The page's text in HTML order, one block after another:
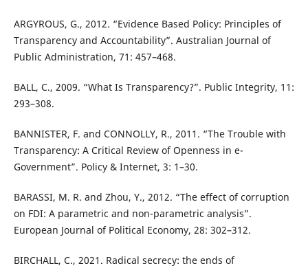
ARGYROUS, G., 2012. “Evidence Based Policy: Principles of
Transparency and Accountability”. Australian Journal of
Public Administration, 71: 457–468.
BALL, C., 2009. “What Is Transparency?”. Public Integrity, 11:
293–308.
BANNISTER, F. and CONNOLLY, R., 2011. “The Trouble with
Transparency: A Critical Review of Openness in e-
Government”. Policy & Internet, 3: 1–30.
BARASSI, M. R. and Zhou, Y., 2012. “The effect of corruption
on FDI: A parametric and non-parametric analysis”.
European Journal of Political Economy, 28: 302–312.
BIRCHALL, C., 2021. Radical secrecy: the ends of